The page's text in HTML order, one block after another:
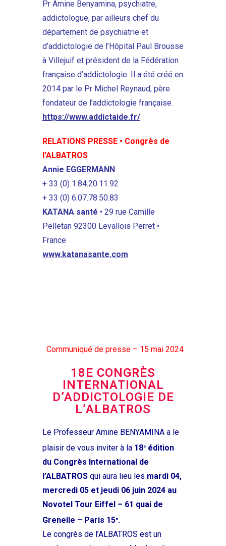
Pr Amine Benyamina, psychiatre,
addictologue, par ailleurs chef du
département de psychiatrie et
d’addictologie de l’Hôpital Paul Brousse
à Villejuif et président de la Fédération
française d’addictologie. Il a été créé en
2014 par le Pr Michel Reynaud, père
fondateur de l’addictologie française.
https://www.addictaide.fr/
RELATIONS PRESSE • Congrès de
l’ALBATROS
Annie EGGERMANN
+ 33 (0) 1.84.20.11.92
+ 33 (0) 6.07.78.50.83
KATANA santé • 29 rue Camille
Pelletan 92300 Levallois Perret •
France
www.katanasante.com
Communiqué de presse – 15 mai 2024
18E CONGRÈS
INTERNATIONAL
D’ADDICTOLOGIE DE
L’ALBATROS
Le Professeur Amine BENYAMINA a le
plaisir de vous inviter à la 18e édition
du Congrès International de
l’ALBATROS qui aura lieu les mardi 04,
mercredi 05 et jeudi 06 juin 2024 au
Novotel Tour Eiffel – 61 quai de
Grenelle – Paris 15e.
Le congrès de l’ALBATROS est un